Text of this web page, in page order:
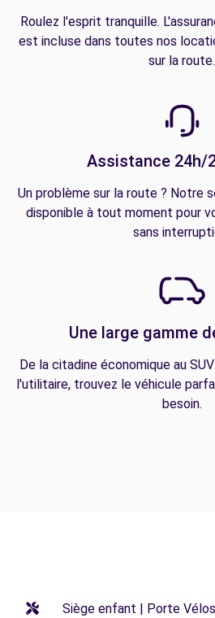
Roulez l'esprit tranquille.
est incluse dans toutes nos
sur la route.
Assistance 24h/
Un problème sur la route ? Notre
disponible à tout moment pour
sans
Une large gamme
De la citadine économique au
l'utilitaire, trouvez le véhicule
besoin.
Siège enfant | Porte